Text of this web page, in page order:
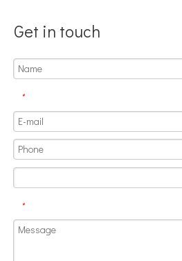
¿Cuál es el principio y la teoría de la
¿Qué es la tecnología de recubrimiento por pulverización ultrasónica de endoscopio semiconductor?
El sistema de recubrimiento de
Get in touch
*
*